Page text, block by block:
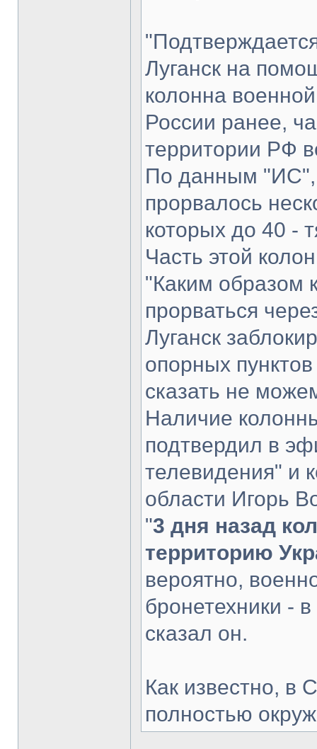
Луганск на
колонна
России ранее,
территории РФ
По данным "ИС",
прорвалось
которых до 40 -
Часть этой
"Каким образом
прорваться
Луганск
опорных
сказать не
Наличие
подтвердил в
телевидения" и
области Игорь
"3 дня назад
территорию
вероятно,
бронетехники -
сказал он.
Как известно, в
полностью